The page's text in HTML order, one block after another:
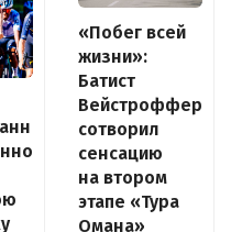
«Побег всей
жизни»:
Батист
Вейстроффер
сотворил
сенсацию
на втором
этапе «Тура
Омана»